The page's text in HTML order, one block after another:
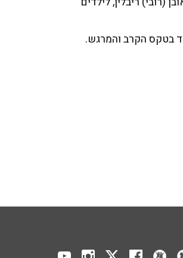
בטקס הקרב והמרגש.